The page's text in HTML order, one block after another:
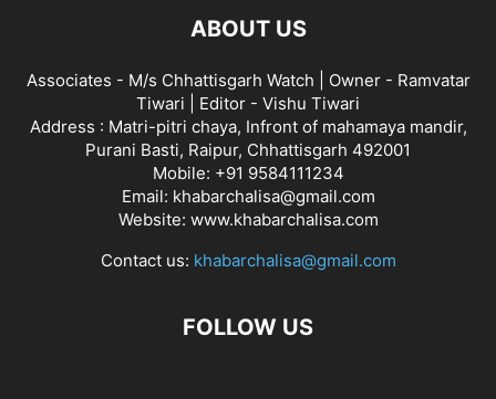
ABOUT US
Associates - M/s Chhattisgarh Watch | Owner - Ramvatar
Tiwari | Editor - Vishu Tiwari
Address : Matri-pitri chaya, Infront of mahamaya mandir,
Purani Basti, Raipur, Chhattisgarh 492001
Mobile: +91 9584111234
Email: khabarchalisa@gmail.com
Website: www.khabarchalisa.com
Contact us: khabarchalisa@gmail.com
FOLLOW US